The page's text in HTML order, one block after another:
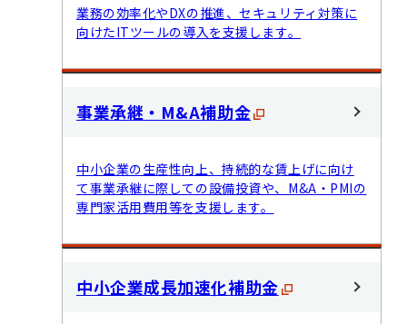
業務の効率化やDXの推進、セキュリティ対策に
向けたITツールの導入を支援します。
事業承継・M&A補助金
中小企業の生産性向上、持続的な賃上げに向け
て事業承継に際しての設備投資や、M&A・PMIの
専門家活用費用等を支援します。
中小企業成長加速化補助金